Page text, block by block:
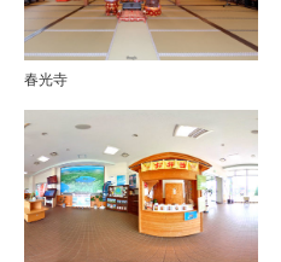
春光寺